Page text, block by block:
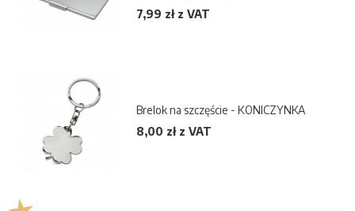
7,99 zł z VAT
Brelok na szczęście - KONICZYNKA
8,00 zł z VAT